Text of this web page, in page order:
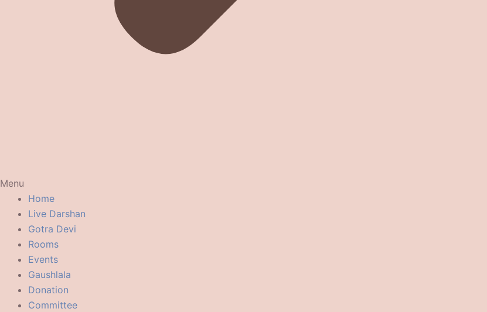
Menu
Home
Live Darshan
Gotra Devi
Rooms
Events
Gaushlala
Donation
Committee